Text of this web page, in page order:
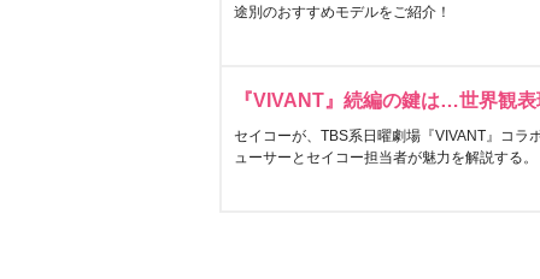
途別のおすすめモデルをご紹介！
『VIVANT』続編の鍵は…世界観
セイコーが、TBS系日曜劇場『VIVANT』コラ
ューサーとセイコー担当者が魅力を解説する。